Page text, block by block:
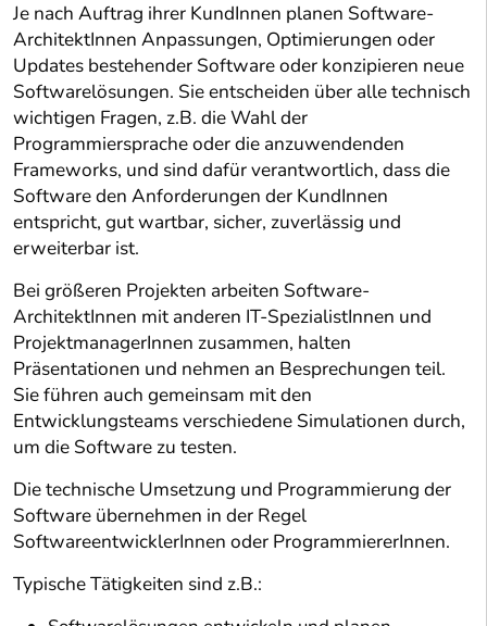
Je nach Auftrag ihrer KundInnen planen Software-
ArchitektInnen Anpassungen, Optimierungen oder
Updates bestehender Software oder konzipieren neue
Softwarelösungen. Sie entscheiden über alle technisch
wichtigen Fragen, z.B. die Wahl der
Programmiersprache oder die anzuwendenden
Frameworks, und sind dafür verantwortlich, dass die
Software den Anforderungen der KundInnen
entspricht, gut wartbar, sicher, zuverlässig und
erweiterbar ist.
Bei größeren Projekten arbeiten Software-
ArchitektInnen mit anderen IT-SpezialistInnen und
ProjektmanagerInnen zusammen, halten
Präsentationen und nehmen an Besprechungen teil.
Sie führen auch gemeinsam mit den
Entwicklungsteams verschiedene Simulationen durch,
um die Software zu testen.
Die technische Umsetzung und Programmierung der
Software übernehmen in der Regel
SoftwareentwicklerInnen oder ProgrammiererInnen.
Typische Tätigkeiten sind z.B.: